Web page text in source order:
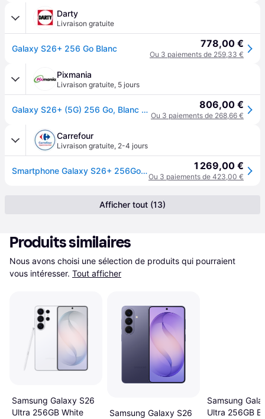
Darty
Livraison gratuite
Galaxy S26+ 256 Go Blanc 778,00 €
Ou 3 paiements de 259,33 €
Pixmania
Livraison gratuite, 5 jours
Galaxy S26+ (5G) 256 Go, Blanc - Neuf 806,00 €
Ou 3 paiements de 268,66 €
Carrefour
Livraison gratuite, 2-4 jours
Smartphone Galaxy S26+ 256Go BLANC SAMSUNG 1 269,00 €
Ou 3 paiements de 423,00 €
Afficher tout (13)
Produits similaires
Nous avons choisi une sélection de produits qui pourraient
vous intéresser. Tout afficher
Samsung Galaxy S26
Ultra 256GB White
Samsung Galaxy S26
Samsung
Ultra 256GB